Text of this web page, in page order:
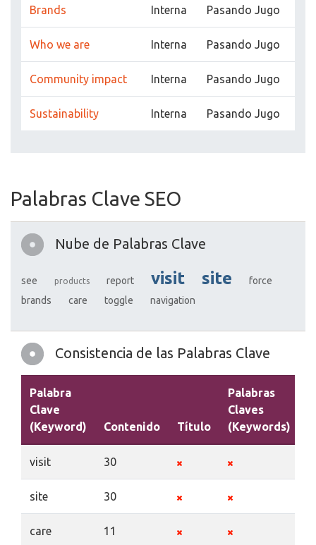
Brands Interna Pasando Jugo
Who we are Interna Pasando Jugo
Community impact Interna Pasando Jugo
Sustainability Interna Pasando Jugo
Palabras Clave SEO
Nube de Palabras Clave
see products report visit site
force
brands
care toggle navigation
Consistencia de las Palabras Clave
Palabra
Clave
(Keyword)
Contenido Título
Palabras
Claves
(Keywords)
visit 30
site 30
care 11